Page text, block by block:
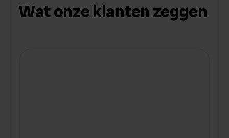
Wat onze klanten zeggen